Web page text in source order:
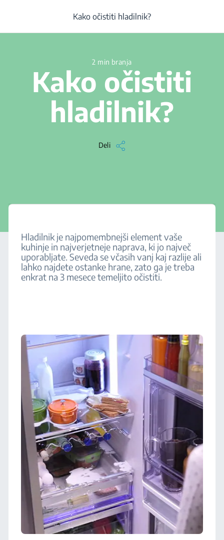
Čiščenje Članek Kako očistiti hladilnik?
2 min branja
Kako očistiti
hladilnik?
Deli
Kako očistiti hladilnik?
Hladilnik je najpomembnejši element vaše
kuhinje in najverjetneje naprava, ki jo največ
uporabljate. Seveda se včasih vanj kaj razlije ali
lahko najdete ostanke hrane, zato ga je treba
enkrat na 3 mesece temeljito očistiti.